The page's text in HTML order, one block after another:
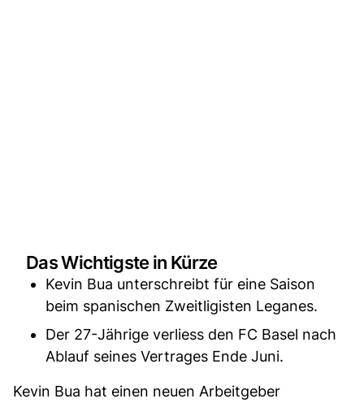
Das Wichtigste in Kürze
Kevin Bua unterschreibt für eine Saison
beim spanischen Zweitligisten Leganes.
Der 27-Jährige verliess den FC Basel nach
Ablauf seines Vertrages Ende Juni.
Kevin Bua hat einen neuen Arbeitgeber